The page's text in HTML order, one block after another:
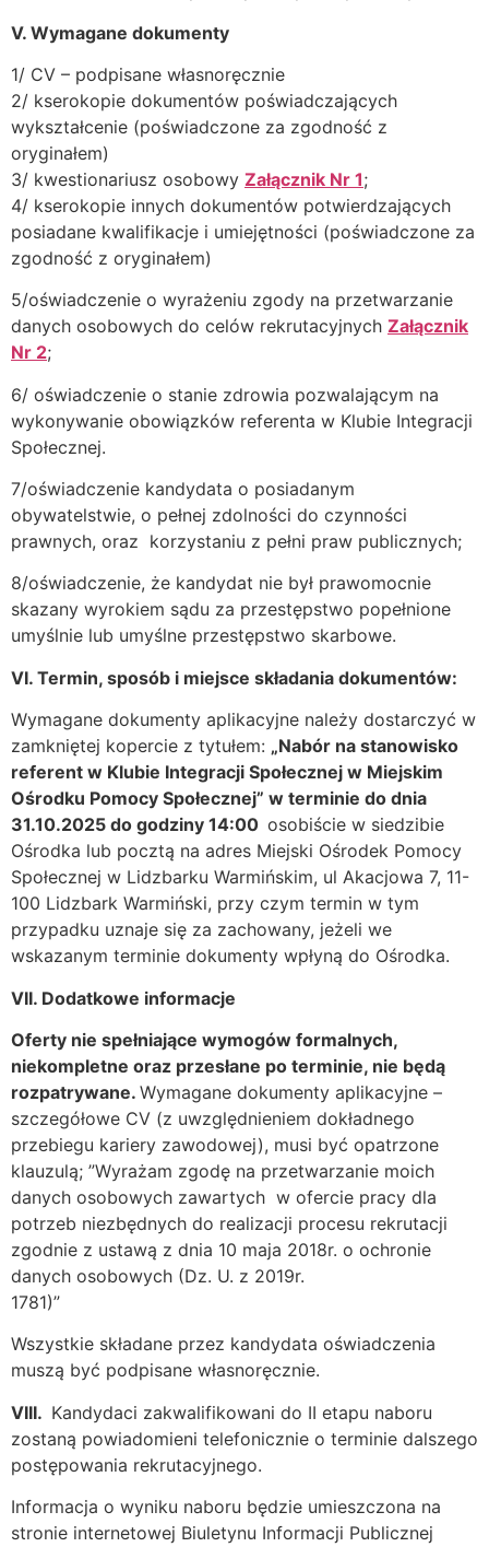
V. Wymagane dokumenty
1/ CV – podpisane własnoręcznie
2/ kserokopie dokumentów poświadczających
wykształcenie (poświadczone za zgodność z
oryginałem)
3/ kwestionariusz osobowy Załącznik Nr 1;
4/ kserokopie innych dokumentów potwierdzających
posiadane kwalifikacje i umiejętności (poświadczone za
zgodność z oryginałem)
5/oświadczenie o wyrażeniu zgody na przetwarzanie
danych osobowych do celów rekrutacyjnych Załącznik
Nr 2;
6/ oświadczenie o stanie zdrowia pozwalającym na
wykonywanie obowiązków referenta w Klubie Integracji
Społecznej.
7/oświadczenie kandydata o posiadanym
obywatelstwie, o pełnej zdolności do czynności
prawnych, oraz korzystaniu z pełni praw publicznych;
8/oświadczenie, że kandydat nie był prawomocnie
skazany wyrokiem sądu za przestępstwo popełnione
umyślnie lub umyślne przestępstwo skarbowe.
VI. Termin, sposób i miejsce składania dokumentów:
Wymagane dokumenty aplikacyjne należy dostarczyć w
zamkniętej kopercie z tytułem: „Nabór na stanowisko
referent w Klubie Integracji Społecznej w Miejskim
Ośrodku Pomocy Społecznej” w terminie do dnia
31.10.2025 do godziny 14:00 osobiście w siedzibie
Ośrodka lub pocztą na adres Miejski Ośrodek Pomocy
Społecznej w Lidzbarku Warmińskim, ul Akacjowa 7, 11-
100 Lidzbark Warmiński, przy czym termin w tym
przypadku uznaje się za zachowany, jeżeli we
wskazanym terminie dokumenty wpłyną do Ośrodka.
VII. Dodatkowe informacje
Oferty nie spełniające wymogów formalnych,
niekompletne oraz przesłane po terminie, nie będą
rozpatrywane. Wymagane dokumenty aplikacyjne –
szczegółowe CV (z uwzględnieniem dokładnego
przebiegu kariery zawodowej), musi być opatrzone
klauzulą; ”Wyrażam zgodę na przetwarzanie moich
danych osobowych zawartych w ofercie pracy dla
potrzeb niezbędnych do realizacji procesu rekrutacji
zgodnie z ustawą z dnia 10 maja 2018r. o ochronie
danych osobowych (Dz. U. z 2019r.
1781)”
Wszystkie składane przez kandydata oświadczenia
muszą być podpisane własnoręcznie.
VIII. Kandydaci zakwalifikowani do II etapu naboru
zostaną powiadomieni telefonicznie o terminie dalszego
postępowania rekrutacyjnego.
Informacja o wyniku naboru będzie umieszczona na
stronie internetowej Biuletynu Informacji Publicznej